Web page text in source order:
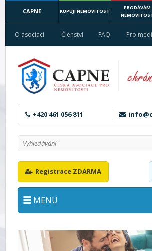
CAPNE KUPUJI NEMOVITOST
PRODÁVÁM
O asociaci Členství FAQ Pro
+420 461 056 811
Registrace ZDARMA
MENU